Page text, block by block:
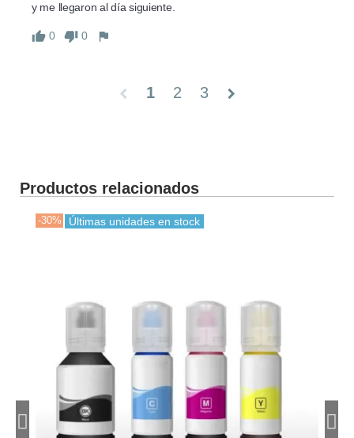
y me llegaron al día siguiente.
0 0
chevron_left 1 2 3 chevron_right
Productos relacionados
-30% Últimas unidades en stock